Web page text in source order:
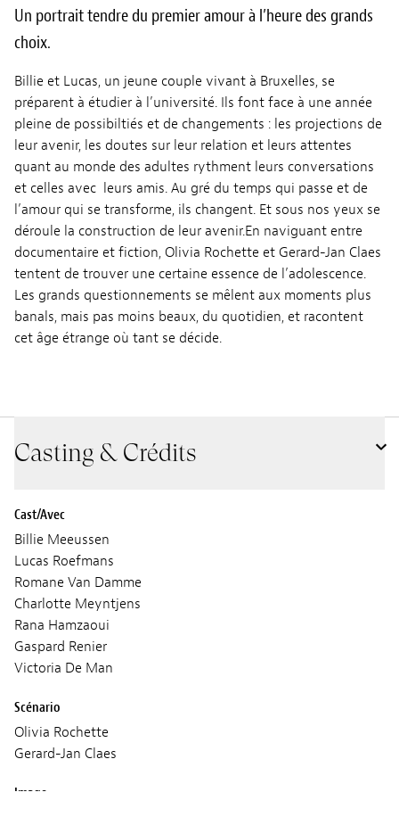
Un portrait tendre du premier amour à l’heure des grands
choix.
Billie et Lucas, un jeune couple vivant à Bruxelles, se
préparent à étudier à l’université. Ils font face à une année
pleine de possibiltiés et de changements : les projections de
leur avenir, les doutes sur leur relation et leurs attentes
quant au monde des adultes rythment leurs conversations
et celles avec leurs amis. Au gré du temps qui passe et de
l’amour qui se transforme, ils changent. Et sous nos yeux se
déroule la construction de leur avenir.En naviguant entre
documentaire et fiction, Olivia Rochette et Gerard-Jan Claes
tentent de trouver une certaine essence de l’adolescence.
Les grands questionnements se mêlent aux moments plus
banals, mais pas moins beaux, du quotidien, et racontent
cet âge étrange où tant se décide.
Casting & Crédits
Cast/Avec
Billie Meeussen
Lucas Roefmans
Romane Van Damme
Charlotte Meyntjens
Rana Hamzaoui
Gaspard Renier
Victoria De Man
Scénario
Olivia Rochette
Gerard-Jan Claes
Image